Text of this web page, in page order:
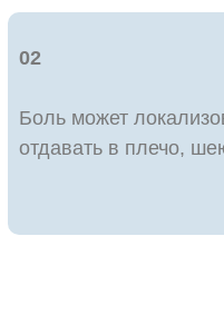
02
Боль может
отдавать в плечо,